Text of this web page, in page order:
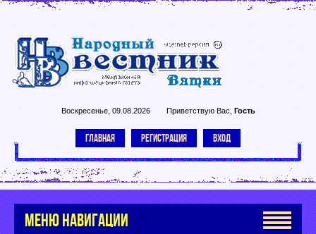
Воскресенье, 09.08.2026 Приветствую Вас Гость
ГЛАВНАЯ РЕГИСТРАЦИЯ ВХОД
МЕНЮ НАВИГАЦИИ